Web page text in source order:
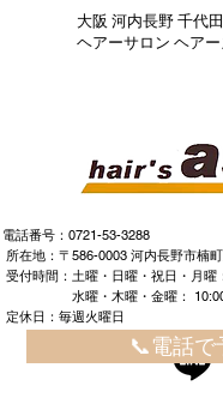
大阪 河内長野 千代
ヘアーサロン ヘア
電話番号：
所在地：〒586-0003 河内長野市楠
受付時間：土曜・日曜・祝日・月曜
水曜・木曜・金曜： 10:00
定休日：毎週火曜日
📞電話で